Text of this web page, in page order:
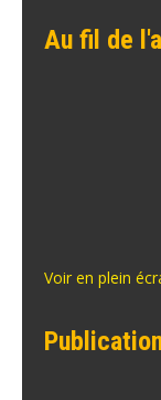
Au fil de
Voir en plein